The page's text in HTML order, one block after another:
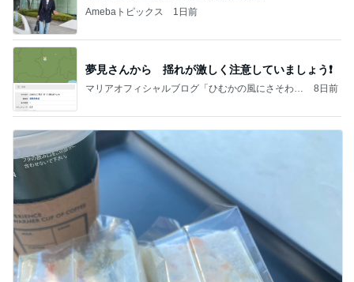
Amebaトピックス 1日前
夢見さんから 揺れが激しく注意していましょう❗️
マリアオフィシャルブログ「ひむかの風にさそわれ
8日前